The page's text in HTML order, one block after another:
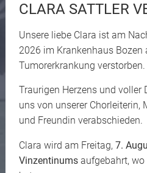
CLARA SATTLER
Unsere liebe Clara ist am
2026 im Krankenhaus Bozen
Tumorerkrankung verstorben.
Traurigen Herzens und voller
uns von unserer Chorleiterin,
und Freundin verabschieden.
Clara wird am Freitag, 7.
Vinzentinumsaufgebahrt, wo